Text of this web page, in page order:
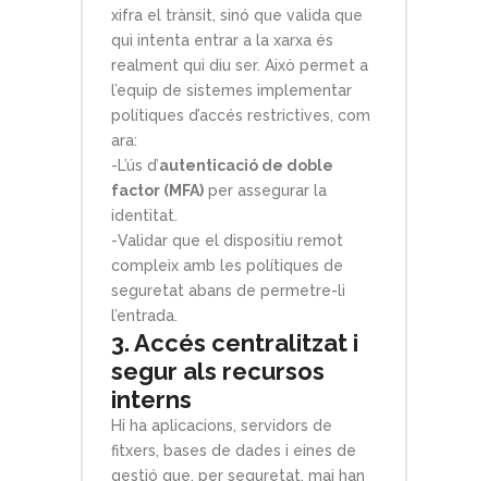
xifra el trànsit, sinó que valida que
qui intenta entrar a la xarxa és
realment qui diu ser. Això permet a
l’equip de sistemes implementar
polítiques d’accés restrictives, com
ara:
-L’ús d’autenticació de doble
factor (MFA) per assegurar la
identitat.
-Validar que el dispositiu remot
compleix amb les polítiques de
seguretat abans de permetre-li
l’entrada.
3. Accés centralitzat i
segur als recursos
interns
Hi ha aplicacions, servidors de
fitxers, bases de dades i eines de
gestió que, per seguretat, mai han